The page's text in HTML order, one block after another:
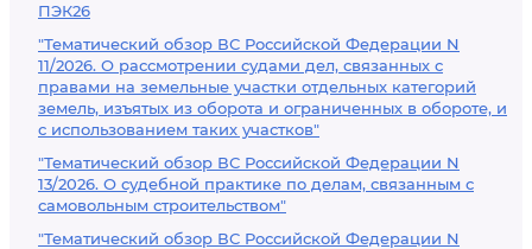
ПЭК26
"Тематический обзор ВС Российской Федерации N
11/2026. О рассмотрении судами дел, связанных с
правами на земельные участки отдельных категорий
земель, изъятых из оборота и ограниченных в обороте, и
с использованием таких участков"
"Тематический обзор ВС Российской Федерации N
13/2026. О судебной практике по делам, связанным с
самовольным строительством"
"Тематический обзор ВС Российской Федерации N